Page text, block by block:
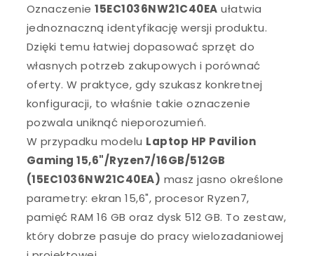
Oznaczenie15EC1036NW21C40EA ułatwia
jednoznaczną identyfikację wersji produktu.
Dzięki temu łatwiej dopasować sprzęt do
własnych potrzeb zakupowych i porównać
oferty. W praktyce, gdy szukasz konkretnej
konfiguracji, to właśnie takie oznaczenie
pozwala uniknąć nieporozumień.
W przypadku modelu Laptop HP Pavilion
Gaming 15,6"/Ryzen7/16GB/512GB
(15EC1036NW21C40EA) masz jasno określone
parametry: ekran 15,6", procesor Ryzen7,
pamięć RAM 16 GB oraz dysk 512 GB. To zestaw,
który dobrze pasuje do pracy wielozadaniowej